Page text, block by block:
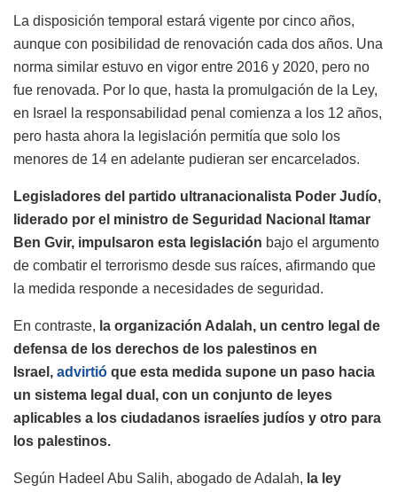
La disposición temporal estará vigente por cinco años,
aunque con posibilidad de renovación cada dos años. Una
norma similar estuvo en vigor entre 2016 y 2020, pero no
fue renovada. Por lo que, hasta la promulgación de la Ley,
en Israel la responsabilidad penal comienza a los 12 años,
pero hasta ahora la legislación permitía que solo los
menores de 14 en adelante pudieran ser encarcelados.
Legisladores del partido ultranacionalista Poder Judío,
liderado por el ministro de Seguridad Nacional Itamar
Ben Gvir, impulsaron esta legislación bajo el argumento
de combatir el terrorismo desde sus raíces, afirmando que
la medida responde a necesidades de seguridad.
En contraste, la organización Adalah, un centro legal de
defensa de los derechos de los palestinos en
Israel, advirtió que esta medida supone un paso hacia
un sistema legal dual, con un conjunto de leyes
aplicables a los ciudadanos israelíes judíos y otro para
los palestinos.
Según Hadeel Abu Salih, abogado de Adalah, la ley